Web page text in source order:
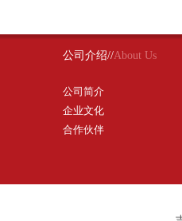
公司介绍//About Us
公司简介
企业文化
合作伙伴